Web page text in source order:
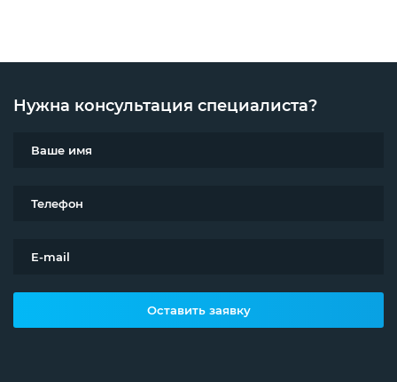
Нужна консультация специалиста?
Оставить заявку